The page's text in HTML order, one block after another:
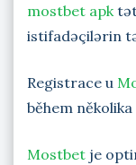
mostbet apk
istifadəçilərin
Registrace u
během
Mostbet je